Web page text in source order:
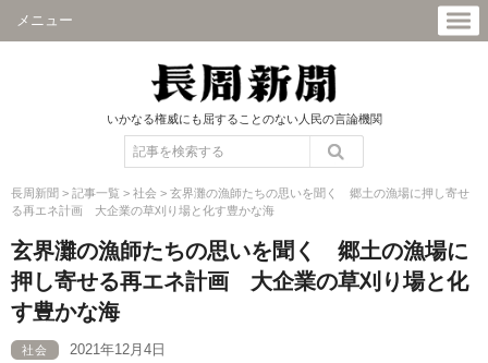
メニュー
いかなる権威にも屈することのない人民の言論機関
長周新聞 > 記事一覧 > 社会 > 玄界灘の漁師たちの思いを聞く 郷土の漁場に押し寄せ
る再エネ計画 大企業の草刈り場と化す豊かな海
玄界灘の漁師たちの思いを聞く 郷土の漁場に
押し寄せる再エネ計画 大企業の草刈り場と化
す豊かな海
社会 2021年12月4日